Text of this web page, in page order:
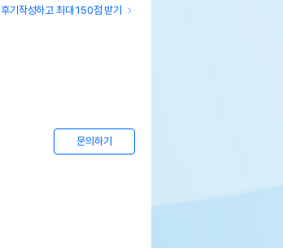
후기작성하고 최대 150점 받기
문의하기